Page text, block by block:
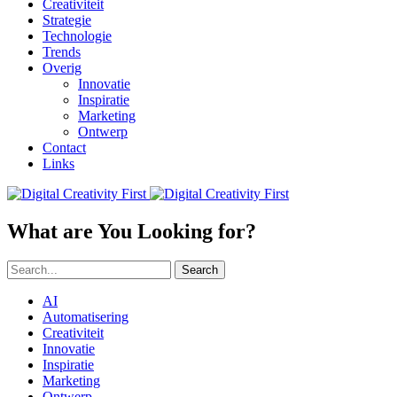
Creativiteit
Strategie
Technologie
Trends
Overig
Innovatie
Inspiratie
Marketing
Ontwerp
Contact
Links
What are You Looking for?
Search
AI
Automatisering
Creativiteit
Innovatie
Inspiratie
Marketing